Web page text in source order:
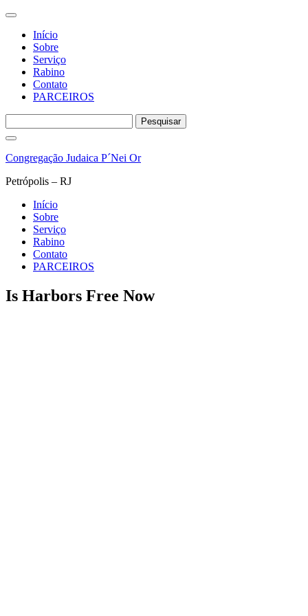
Início
Sobre
Serviço
Rabino
Contato
PARCEIROS
por:
Pular
o
Congregação Judaica P´Nei Or
Petrópolis – RJ
Início
Sobre
Serviço
Rabino
Contato
PARCEIROS
Is Harbors Free Now